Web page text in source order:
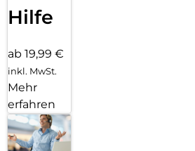
Hilfe
ab 19,99 €
inkl. MwSt.
Mehr
erfahren